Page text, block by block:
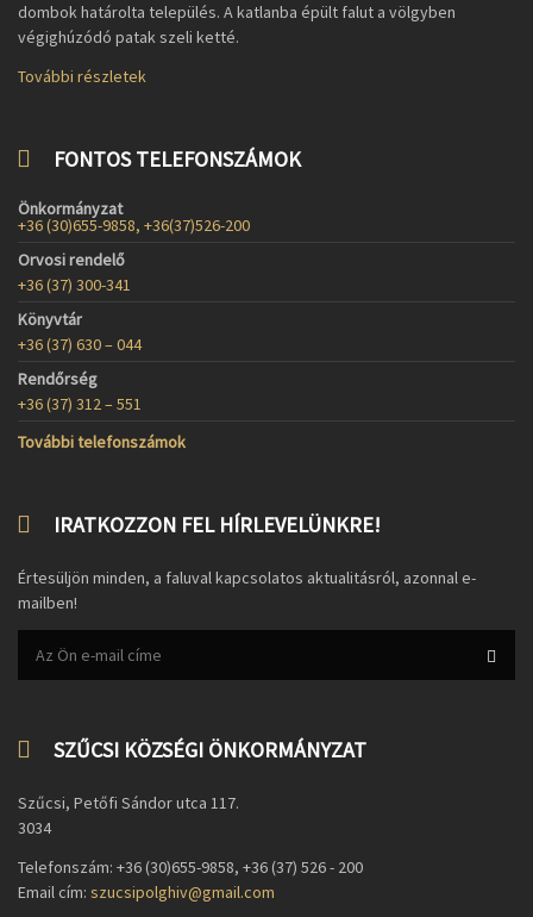
dombok határolta település. A katlanba épült falut a völgyben
végighúzódó patak szeli ketté.
További részletek
FONTOS TELEFONSZÁMOK
Önkormányzat
+36 (30)655-9858, +36(37)526-200
Orvosi rendelő
+36 (37) 300-341
Könyvtár
+36 (37) 630 – 044
Rendőrség
+36 (37) 312 – 551
További telefonszámok
IRATKOZZON FEL HÍRLEVELÜNKRE!
Értesüljön minden, a faluval kapcsolatos aktualitásról, azonnal e-
mailben!
SZŰCSI KÖZSÉGI ÖNKORMÁNYZAT
Szűcsi, Petőfi Sándor utca 117.
3034
Telefonszám: +36 (30)655-9858, +36 (37) 526 - 200
Email cím: szucsipolghiv@gmail.com